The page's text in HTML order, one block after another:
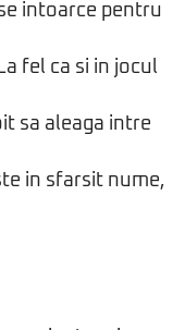
intoarce pentru
fel ca si in jocul
sa aleaga intre
in sfarsit nume,